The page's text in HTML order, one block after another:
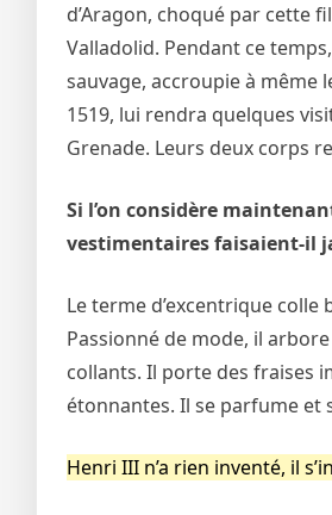
d’Aragon, choqué par cette
Valladolid. Pendant ce
sauvage, accroupie à même
1519, lui rendra quelques
Grenade. Leurs deux corps
Si l’on considère
vestimentaires faisaient-il
Le terme d’excentrique
Passionné de mode, il
collants. Il porte des fraises
étonnantes. Il se parfume et
Henri III n’a rien inventé, il